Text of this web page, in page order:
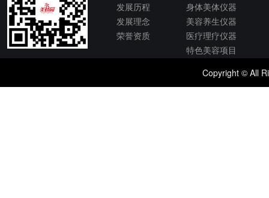
发展历程
发展理念
荣誉资质
身体美体仪器
美容养生仪器
医疗理疗仪器
特色美容项目
Copyright © All